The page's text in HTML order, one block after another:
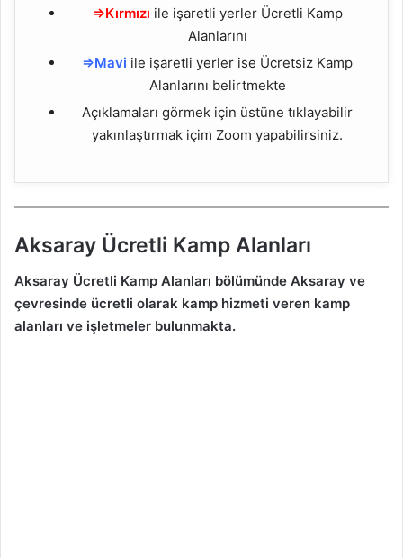
⇒Kırmızı ile işaretli yerler Ücretli Kamp
Alanlarını
⇒Mavi ile işaretli yerler ise Ücretsiz Kamp
Alanlarını belirtmekte
Açıklamaları görmek için üstüne tıklayabilir
yakınlaştırmak içim Zoom yapabilirsiniz.
Aksaray Ücretli Kamp Alanları
Aksaray Ücretli Kamp Alanları bölümünde Aksaray ve
çevresinde ücretli olarak kamp hizmeti veren kamp
alanları ve işletmeler bulunmakta.